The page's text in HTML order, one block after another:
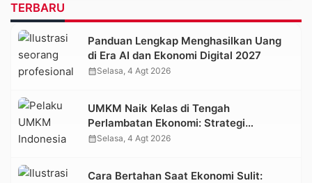
TERBARU
Panduan Lengkap Menghasilkan Uang
di Era AI dan Ekonomi Digital 2027
calendar_monthSelasa, 4 Agt 2026
UMKM Naik Kelas di Tengah
Perlambatan Ekonomi: Strategi
Bertahan dan Tumbuh di Era Digital
calendar_monthSelasa, 4 Agt 2026
Cara Bertahan Saat Ekonomi Sulit: